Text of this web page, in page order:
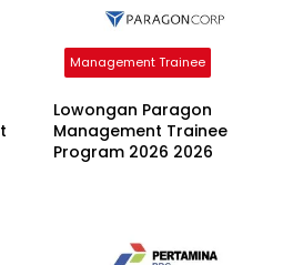
Management Trainee
Lowongan Paragon
Management Trainee
Program 2026 2026